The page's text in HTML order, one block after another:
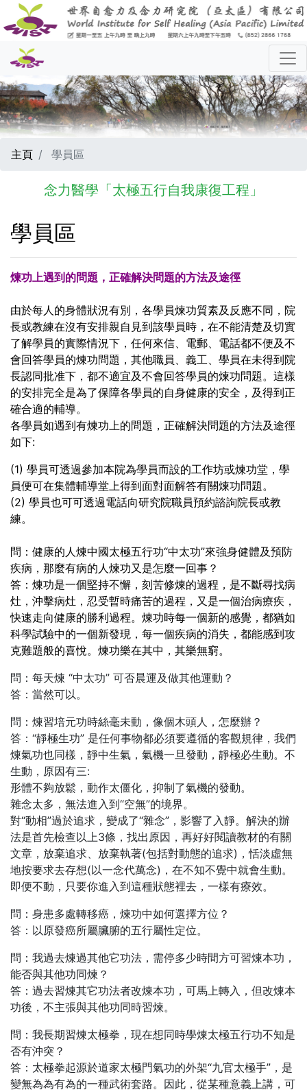
主頁 學員區
念力醫學「太極五行自我康復工程」
學員區
煉功上遇到的問題，正確解決問題的方法及途徑
由於每人的身體狀況有別，各學員煉功質素及反應不同，院
長或教練在沒有安排親自見到該學員時，在不能清楚及切實
了解學員的實際情況下，任何來信、電郵、電話都不便及不
會回答學員的煉功問題，其他職員、義工、學員在未得到院
長認同批准下，都不適宜及不會回答學員的煉功問題。這樣
的安排完全是為了保障各學員的自身健康的安全，及得到正
確合適的輔導。
各學員如遇到有煉功上的問題，正確解決問題的方法及途徑
如下:
(1) 學員可透過參加本院為學員而設的工作坊或煉功堂，學
員便可在集體輔導堂上得到面對面解答有關煉功問題。
(2) 學員也可可透過電話向研究院職員預約諮詢院長或教
練。
問：健康的人煉中國太極五行功“中太功”來強身健體及預防
疾病，那麼有病的人煉功又是怎麼一回事？
答：煉功是一個堅持不懈，刻苦修煉的過程，是不斷尋找病
灶，沖擊病灶，忍受暫時痛苦的過程，又是一個治病療疾，
快速走向健康的勝利過程。煉功時每一個新的感覺，都猶如
科學試驗中的一個新發現，每一個疾病的消失，都能感到攻
克難題般的喜悅。煉功樂在其中，其樂無窮。
問：每天煉 “中太功” 可否晨運及做其他運動？
答：當然可以。
問：煉習培元功時絲毫未動，像個木頭人，怎麼辦？
答：“靜極生功” 是任何事物都必須要遵循的客觀規律，我們
煉氣功也同樣，靜中生氣，氣機一旦發動，靜極必生動。不
生動，原因有三:
形體不夠放鬆，動作太僵化，抑制了氣機的發動。
雜念太多，無法進入到“空無”的境界。
對“動相”過於追求，變成了“雜念”，影響了入靜。解決的辦
法是首先檢查以上3條，找出原因，再好好閱讀教材的有關
文章，放棄追求、放棄執著(包括對動態的追求)，恬淡虛無
地按要求去存想(以一念代萬念)，在不知不覺中就會生動。
即便不動，只要你進入到這種狀態裡去，一樣有療效。
問：身患多處轉移癌，煉功中如何選擇方位？
答：以原發癌所屬臟腑的五行屬性定位。
問：我過去煉過其他它功法，需停多少時間方可習煉本功，
能否與其他功同煉？
答：過去習煉其它功法者改煉本功，可馬上轉入，但改煉本
功後，不主張與其他功同時習煉。
問：我長期習煉太極拳，現在想同時學煉太極五行功不知是
否有沖突？
答：太極拳起源於道家太極門氣功的外架“九官太極手”，是
變無為為有為的一種武術套路。因此，從某種意義上講，可